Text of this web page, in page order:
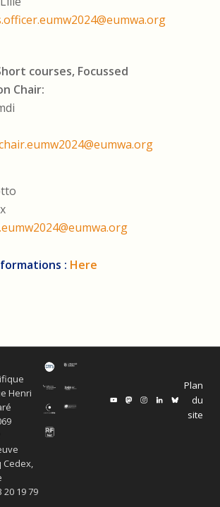
courses, Focussed
Chair:
: Here
Henri
Cedex,
20 19 79
Plan
du
site